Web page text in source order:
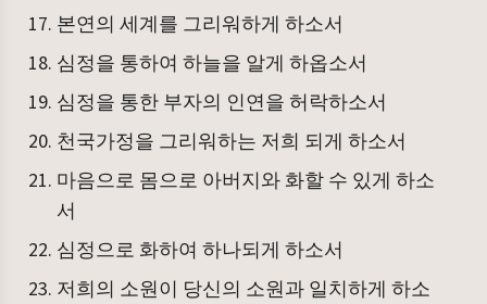
본연의 세계를 그리워하게 하소서
심정을 통하여 하늘을 알게 하옵소서
심정을 통한 부자의 인연을 허락하소서
천국가정을 그리워하는 저희 되게 하소서
마음으로 몸으로 아버지와 화할 수 있게 하소
서
심정으로 화하여 하나되게 하소서
저희의 소원이 당신의 소원과 일치하게 하소